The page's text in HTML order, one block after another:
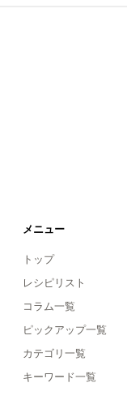
メニュー
トップ
レシピリスト
コラム一覧
ピックアップ一覧
カテゴリ一覧
キーワード一覧